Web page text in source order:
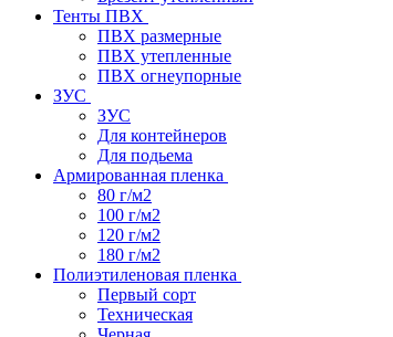
Тенты ПВХ
ПВХ размерные
ПВХ утепленные
ПВХ огнеупорные
ЗУС
ЗУС
Для контейнеров
Для подьема
Армированная пленка
80 г/м2
100 г/м2
120 г/м2
180 г/м2
Полиэтиленовая пленка
Первый сорт
Техническая